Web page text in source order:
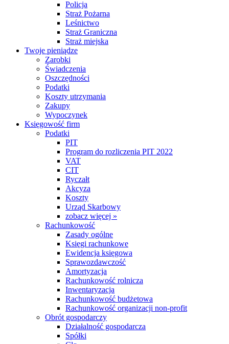
Policja
Straż Pożarna
Leśnictwo
Straż Graniczna
Straż miejska
Twoje pieniądze
Zarobki
Świadczenia
Oszczędności
Podatki
Koszty utrzymania
Zakupy
Wypoczynek
Księgowość firm
Podatki
PIT
Program do rozliczenia PIT 2022
VAT
CIT
Ryczałt
Akcyza
Koszty
Urząd Skarbowy
zobacz więcej »
Rachunkowość
Zasady ogólne
Księgi rachunkowe
Ewidencja księgowa
Sprawozdawczość
Amortyzacja
Rachunkowość rolnicza
Inwentaryzacja
Rachunkowość budżetowa
Rachunkowość organizacji non-profit
Obrót gospodarczy
Działalność gospodarcza
Spółki